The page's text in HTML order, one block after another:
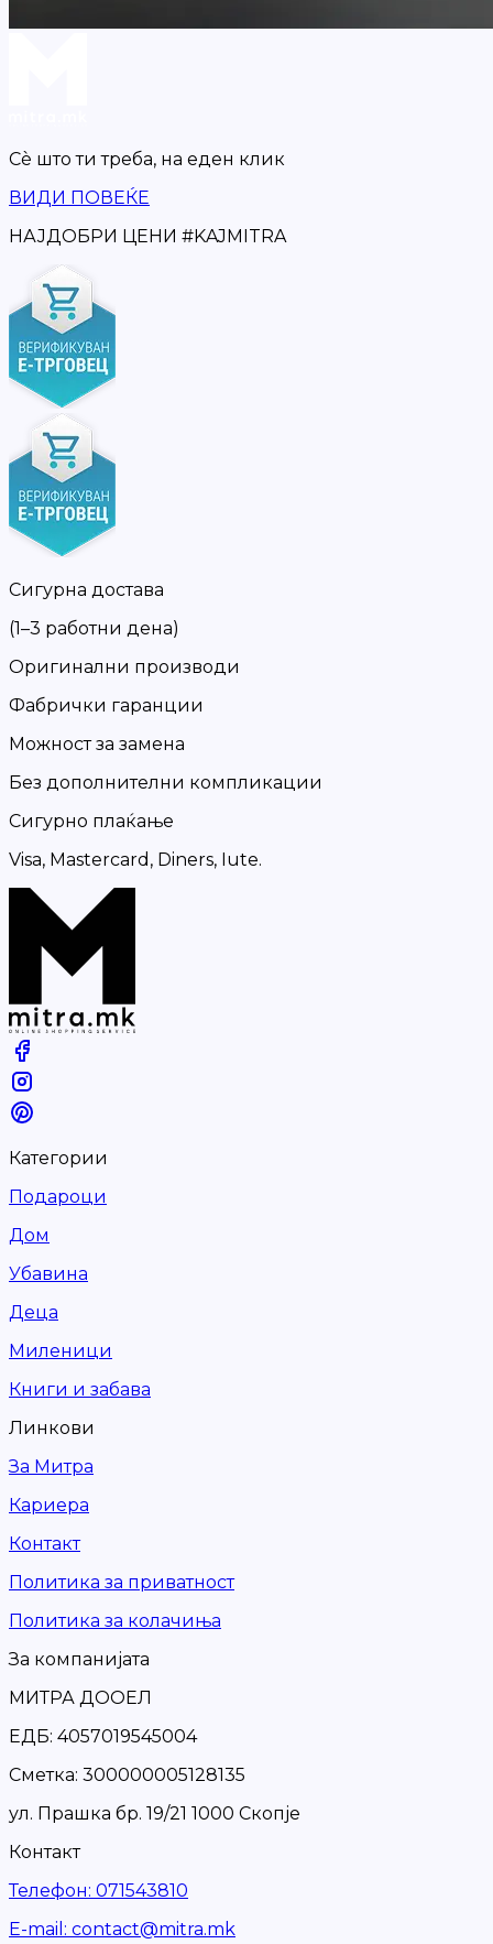
Сè што ти треба, на еден клик
ВИДИ ПОВЕЌЕ
НАЈДОБРИ ЦЕНИ #KAJMITRA
Сигурна достава
(1–3 работни дена)
Оригинални производи
Фабрички гаранции
Можност за замена
Без дополнителни компликации
Сигурно плаќање
Visa, Mastercard, Diners, Iute.
Категории
Подароци
Дом
Убавина
Деца
Миленици
Книги и забава
Линкови
За Митра
Кариера
Контакт
Политика за приватност
Политика за колачиња
За компанијата
МИТРА ДООЕЛ
ЕДБ: 4057019545004
Сметка: 300000005128135
ул. Прашка бр. 19/21 1000 Скопје
Контакт
Телефон: 071543810
Е-mail : contact@mitra.mk